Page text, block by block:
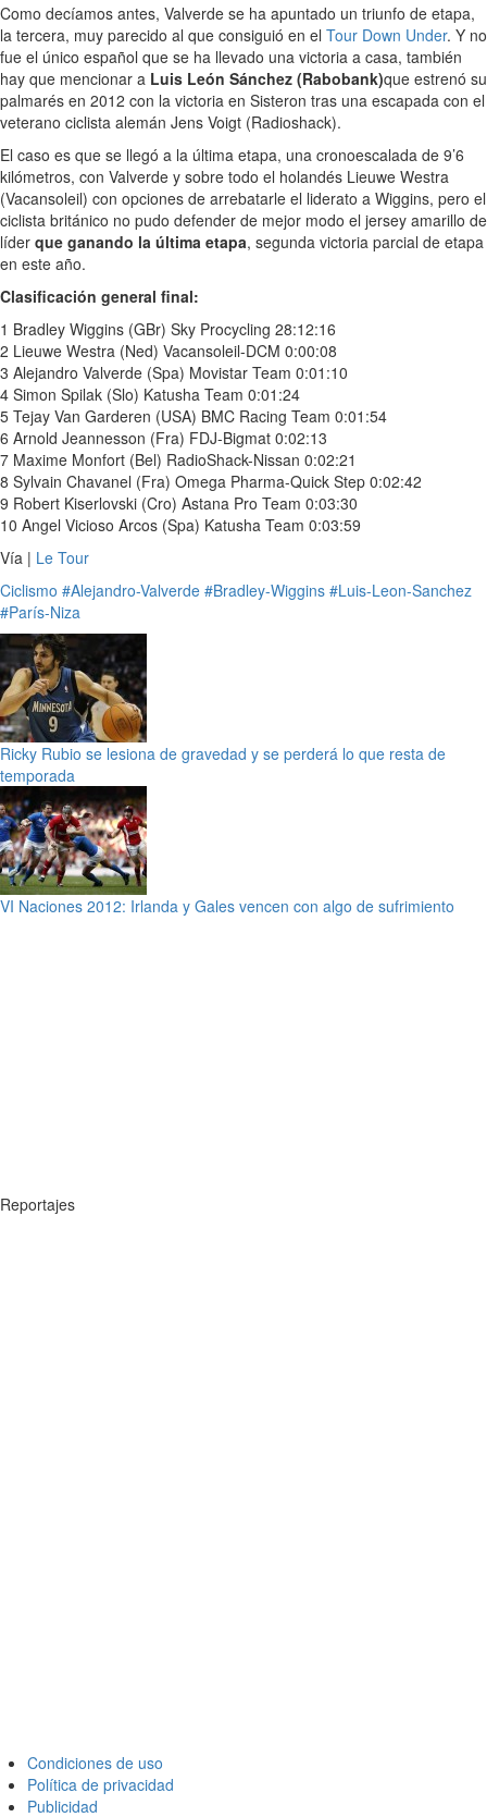
Como decíamos antes, Valverde se ha apuntado un triunfo de etapa,
la tercera, muy parecido al que consiguió en el Tour Down Under. Y no
fue el único español que se ha llevado una victoria a casa, también
hay que mencionar a Luis León Sánchez (Rabobank)que estrenó su
palmarés en 2012 con la victoria en Sisteron tras una escapada con el
veterano ciclista alemán Jens Voigt (Radioshack).
El caso es que se llegó a la última etapa, una cronoescalada de 9’6
kilómetros, con Valverde y sobre todo el holandés Lieuwe Westra
(Vacansoleil) con opciones de arrebatarle el liderato a Wiggins, pero el
ciclista británico no pudo defender de mejor modo el jersey amarillo de
líder que ganando la última etapa, segunda victoria parcial de etapa
en este año.
Clasificación general final:
1 Bradley Wiggins (GBr) Sky Procycling 28:12:16
2 Lieuwe Westra (Ned) Vacansoleil-DCM 0:00:08
3 Alejandro Valverde (Spa) Movistar Team 0:01:10
4 Simon Spilak (Slo) Katusha Team 0:01:24
5 Tejay Van Garderen (USA) BMC Racing Team 0:01:54
6 Arnold Jeannesson (Fra) FDJ-Bigmat 0:02:13
7 Maxime Monfort (Bel) RadioShack-Nissan 0:02:21
8 Sylvain Chavanel (Fra) Omega Pharma-Quick Step 0:02:42
9 Robert Kiserlovski (Cro) Astana Pro Team 0:03:30
10 Angel Vicioso Arcos (Spa) Katusha Team 0:03:59
Vía | Le Tour
Ciclismo #Alejandro-Valverde #Bradley-Wiggins #Luis-Leon-Sanchez
#París-Niza
Ricky Rubio se lesiona de gravedad y se perderá lo que resta de
temporada
VI Naciones 2012: Irlanda y Gales vencen con algo de sufrimiento
Reportajes
Condiciones de uso
Política de privacidad
Publicidad